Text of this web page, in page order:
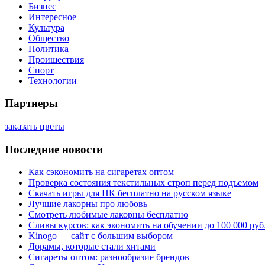
Бизнес
Интересное
Культура
Общество
Политика
Проишествия
Спорт
Технологии
Партнеры
заказать цветы
Последние новости
Как сэкономить на сигаретах оптом
Проверка состояния текстильных строп перед подъемом
Скачать игры для ПК бесплатно на русском языке
Лучшие лакорны про любовь
Смотреть любимые лакорны бесплатно
Сливы курсов: как экономить на обучении до 100 000
Kinogo — сайт с большим выбором
Дорамы, которые стали хитами
Сигареты оптом: разнообразие брендов